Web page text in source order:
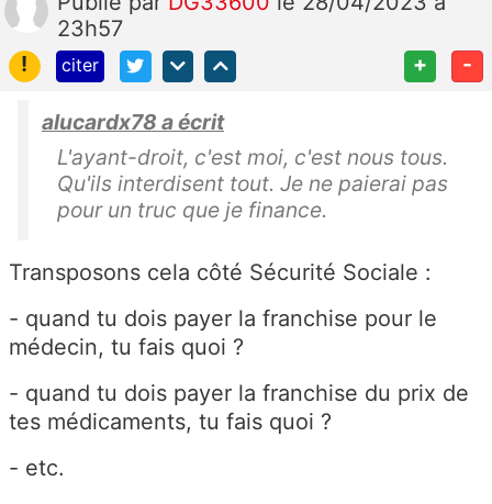
23h57
!
citer + -
alucardx78 a écrit
L'ayant-droit, c'est moi, c'est nous tous.
Qu'ils interdisent tout. Je ne paierai pas
pour un truc que je finance.
Transposons cela côté Sécurité Sociale :
- quand tu dois payer la franchise pour le
médecin, tu fais quoi ?
- quand tu dois payer la franchise du prix de
tes médicaments, tu fais quoi ?
- etc.